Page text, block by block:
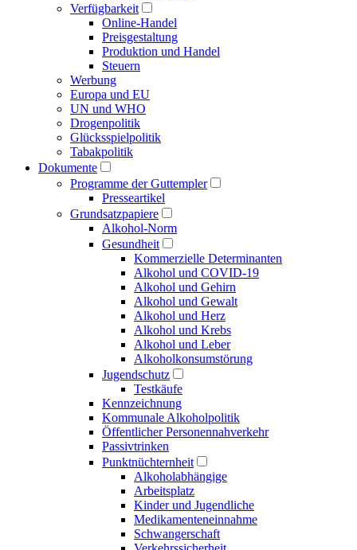
Verfügbarkeit
Online-Handel
Preisgestaltung
Produktion und Handel
Steuern
Werbung
Europa und EU
UN und WHO
Drogenpolitik
Glücksspielpolitik
Tabakpolitik
Dokumente
Programme der Guttempler
Presse­artikel
Grundsatzpapiere
Alkohol-Norm
Gesundheit
Kommerzielle Determinanten
Alkohol und COVID-19
Alkohol und Gehirn
Alkohol und Gewalt
Alkohol und Herz
Alkohol und Krebs
Alkohol und Leber
Alkoholkonsumstörung
Jugendschutz
Testkäufe
Kennzeichnung
Kommunale Alkoholpolitik
Öffentlicher Personen­nahverkehr
Passivtrinken
Punkt­nüchternheit
Alkohol­abhängige
Arbeitsplatz
Kinder und Jugendliche
Medikamenten­einnahme
Schwangerschaft